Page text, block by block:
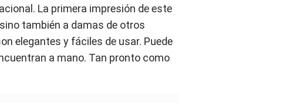
La primera impresión de este
también a damas de otros
elegantes y fáciles de usar. Puede
a mano. Tan pronto como